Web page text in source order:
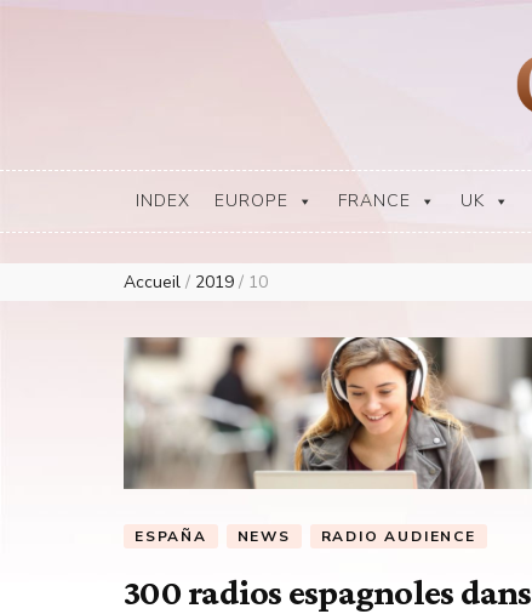
Europe Airplay Charts Radios Music Worldwide – Charly1300
European Music Charts plus USA and Australia
INDEX EUROPE FRANCE UK
Accueil / 2019 / 10
ESPAÑA NEWS RADIO AUDIENCE
300 radios espagnoles dans